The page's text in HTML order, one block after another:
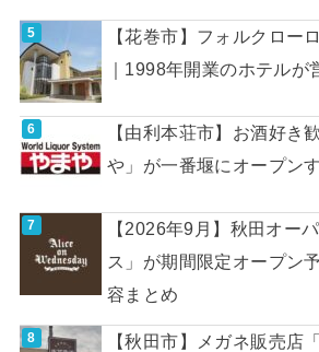
【花巻市】フォルクロー
｜1998年開業のホテルが
【由利本荘市】お酒好き
や」が一番堰にオープン
【2026年9月】秋田オー
ス」が期間限定オープン
容まとめ
【秋田市】メガネ販売店